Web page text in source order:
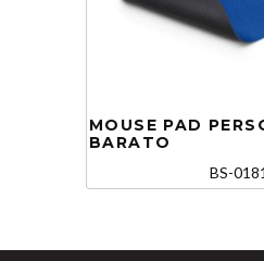
MOUSE PAD
BARATO
BS-